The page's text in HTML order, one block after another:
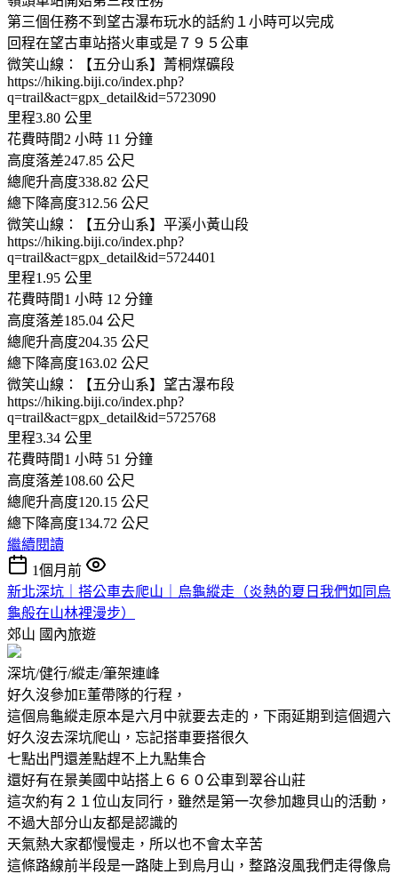
第三個任務不到望古瀑布玩水的話約１小時可以完成
回程在望古車站搭火車或是７９５公車
微笑山線：【五分山系】菁桐煤礦段
https://hiking.biji.co/index.php?
q=trail&act=gpx_detail&id=5723090
里程3.80 公里
花費時間2 小時 11 分鐘
高度落差247.85 公尺
總爬升高度338.82 公尺
總下降高度312.56 公尺
微笑山線：【五分山系】平溪小黃山段
https://hiking.biji.co/index.php?
q=trail&act=gpx_detail&id=5724401
里程1.95 公里
花費時間1 小時 12 分鐘
高度落差185.04 公尺
總爬升高度204.35 公尺
總下降高度163.02 公尺
微笑山線：【五分山系】望古瀑布段
https://hiking.biji.co/index.php?
q=trail&act=gpx_detail&id=5725768
里程3.34 公里
花費時間1 小時 51 分鐘
高度落差108.60 公尺
總爬升高度120.15 公尺
總下降高度134.72 公尺
繼續閱讀
1個月前
新北深坑｜搭公車去爬山｜烏龜縱走（炎熱的夏日我們如同烏
龜般在山林裡漫步）
郊山 國內旅遊
深坑/健行/縱走/筆架連峰
好久沒參加E董帶隊的行程，
這個烏龜縱走原本是六月中就要去走的，下雨延期到這個週六
好久沒去深坑爬山，忘記搭車要搭很久
七點出門還差點趕不上九點集合
還好有在景美國中站搭上６６０公車到翠谷山莊
這次約有２１位山友同行，雖然是第一次參加趣貝山的活動，
不過大部分山友都是認識的
天氣熱大家都慢慢走，所以也不會太辛苦
這條路線前半段是一路陡上到烏月山，整路沒風我們走得像烏